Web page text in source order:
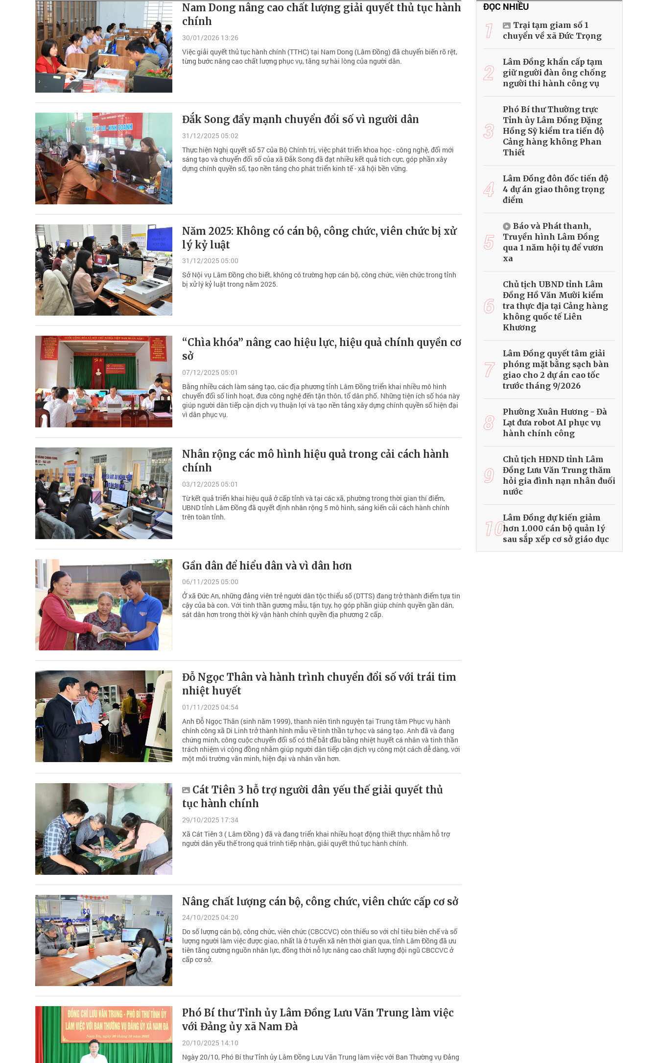
Nam Dong nâng cao chất lượng giải quyết thủ tục hành
chính
30/01/2026 13:26
Việc giải quyết thủ tục hành chính (TTHC) tại Nam Dong (Lâm Đồng) đã chuyển biến rõ rệt,
từng bước nâng cao chất lượng phục vụ, tăng sự hài lòng của người dân.
Đắk Song đẩy mạnh chuyển đổi số vì người dân
31/12/2025 05:02
Thực hiện Nghị quyết số 57 của Bộ Chính trị, việc phát triển khoa học - công nghệ, đổi mới
sáng tạo và chuyển đổi số của xã Đắk Song đã đạt nhiều kết quả tích cực, góp phần xây
dựng chính quyền số, tạo nền tảng cho phát triển kinh tế - xã hội bền vững.
Năm 2025: Không có cán bộ, công chức, viên chức bị xử
lý kỷ luật
31/12/2025 05:00
Sở Nội vụ Lâm Đồng cho biết, không có trường hợp cán bộ, công chức, viên chức trong tỉnh
bị xử lý kỷ luật trong năm 2025.
“Chìa khóa” nâng cao hiệu lực, hiệu quả chính quyền cơ
sở
07/12/2025 05:01
Bằng nhiều cách làm sáng tạo, các địa phương tỉnh Lâm Đồng triển khai nhiều mô hình
chuyển đổi số linh hoạt, đưa công nghệ đến tận thôn, tổ dân phố. Những tiện ích số hóa này
giúp người dân tiếp cận dịch vụ thuận lợi và tạo nền tảng xây dựng chính quyền số hiện đại
vì dân phục vụ.
Nhân rộng các mô hình hiệu quả trong cải cách hành
chính
03/12/2025 05:01
Từ kết quả triển khai hiệu quả ở cấp tỉnh và tại các xã, phường trong thời gian thí điểm,
UBND tỉnh Lâm Đồng đã quyết định nhân rộng 5 mô hình, sáng kiến cải cách hành chính
trên toàn tỉnh.
Gần dân để hiểu dân và vì dân hơn
06/11/2025 05:00
Ở xã Đức An, những đảng viên trẻ người dân tộc thiểu số (DTTS) đang trở thành điểm tựa tin
cậy của bà con. Với tinh thần gương mẫu, tận tụy, họ góp phần giúp chính quyền gần dân,
sát dân hơn trong thời kỳ vận hành chính quyền địa phương 2 cấp.
Đỗ Ngọc Thân và hành trình chuyển đổi số với trái tim
nhiệt huyết
01/11/2025 04:54
Anh Đỗ Ngọc Thân (sinh năm 1999), thanh niên tình nguyện tại Trung tâm Phục vụ hành
chính công xã Di Linh trở thành hình mẫu về tinh thần tự học và sáng tạo. Anh đã và đang
chứng minh, công cuộc chuyển đổi số có thể bắt đầu bằng nhiệt huyết cá nhân và tinh thần
trách nhiệm vì cộng đồng nhằm giúp người dân tiếp cận dịch vụ công một cách dễ dàng, với
một môi trường văn minh, hiện đại và nhân văn hơn.
Cát Tiên 3 hỗ trợ người dân yếu thế giải quyết thủ
tục hành chính
29/10/2025 17:34
Xã Cát Tiên 3 ( Lâm Đồng ) đã và đang triển khai nhiều hoạt động thiết thực nhằm hỗ trợ
người dân yếu thế trong quá trình tiếp nhận, giải quyết thủ tục hành chính.
Nâng chất lượng cán bộ, công chức, viên chức cấp cơ sở
24/10/2025 04:20
Do số lượng cán bộ, công chức, viên chức (CBCCVC) còn thiếu so với chỉ tiêu biên chế và số
lượng người làm việc được giao, nhất là ở tuyến xã nên thời gian qua, tỉnh Lâm Đồng đã ưu
tiên tăng cường nguồn nhân lực, đồng thời nỗ lực nâng cao chất lượng đội ngũ CBCCVC ở
cấp cơ sở.
Phó Bí thư Tỉnh ủy Lâm Đồng Lưu Văn Trung làm việc
với Đảng ủy xã Nam Đà
20/10/2025 14:10
Ngày 20/10, Phó Bí thư Tỉnh ủy Lâm Đồng Lưu Văn Trung làm việc với Ban Thường vụ Đảng
ĐỌC NHIỀU
1
Trại tạm giam số 1
chuyển về xã Đức Trọng
2
Lâm Đồng khẩn cấp tạm
giữ người đàn ông chống
người thi hành công vụ
3
Phó Bí thư Thường trực
Tỉnh ủy Lâm Đồng Đặng
Hồng Sỹ kiểm tra tiến độ
Cảng hàng không Phan
Thiết
4
Lâm Đồng đôn đốc tiến độ
4 dự án giao thông trọng
điểm
5
Báo và Phát thanh,
Truyền hình Lâm Đồng
qua 1 năm hội tụ để vươn
xa
6
Chủ tịch UBND tỉnh Lâm
Đồng Hồ Văn Mười kiểm
tra thực địa tại Cảng hàng
không quốc tế Liên
Khương
7
Lâm Đồng quyết tâm giải
phóng mặt bằng sạch bàn
giao cho 2 dự án cao tốc
trước tháng 9/2026
8
Phường Xuân Hương - Đà
Lạt đưa robot AI phục vụ
hành chính công
9
Chủ tịch HĐND tỉnh Lâm
Đồng Lưu Văn Trung thăm
hỏi gia đình nạn nhân đuối
nước
10Lâm Đồng dự kiến giảm
hơn 1.000 cán bộ quản lý
sau sắp xếp cơ sở giáo dục